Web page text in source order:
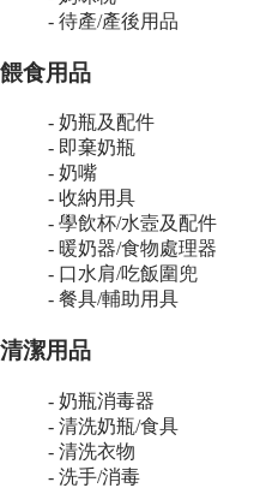
- 待產/產後用品
餵食用品
- 奶瓶及配件
- 即棄奶瓶
- 奶嘴
- 收納用具
- 學飲杯/水壼及配件
- 暖奶器/食物處理器
- 口水肩/吃飯圍兜
- 餐具/輔助用具
清潔用品
- 奶瓶消毒器
- 清洗奶瓶/食具
- 清洗衣物
- 洗手/消毒